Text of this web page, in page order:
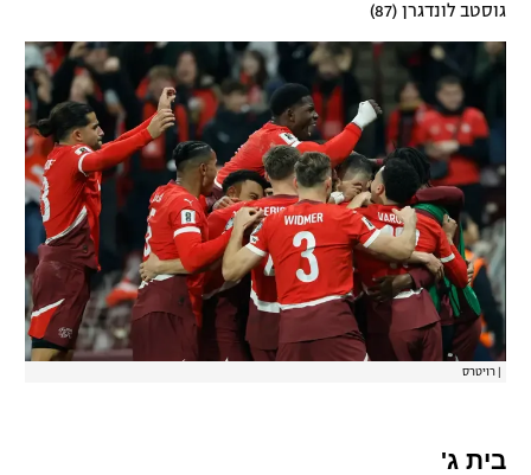
גוסטב לונדגרן (87)
רויטרס
בית ג'